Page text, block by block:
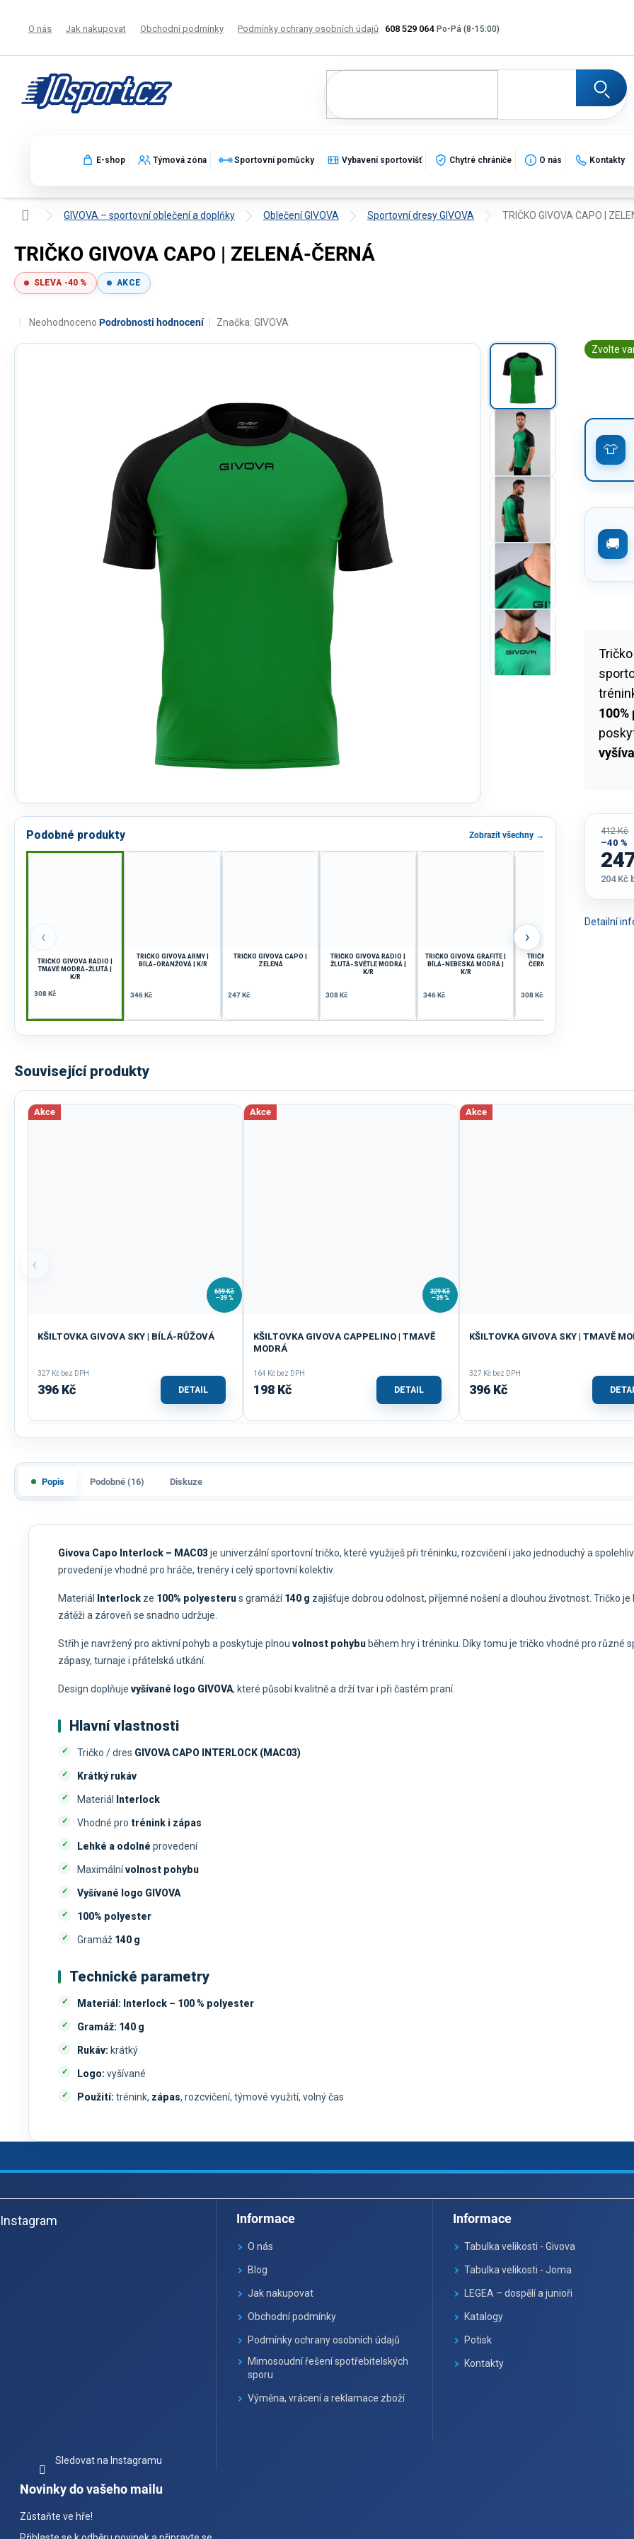
608 529 064
O nás Jak nakupovat Obchodní podmínky Podmínky ochrany osobních údajů Výměna, vrácení a reklamace zboží
E-shop Týmová zóna Sportovní pomůcky Vybavení sportovišť Chytré chrániče O nás Kontakty
Domů GIVOVA – sportovní oblečení a doplňky Oblečení GIVOVA Sportovní dresy GIVOVA TRIČKO GIVOVA CAPO |
TRIČKO GIVOVA CAPO | ZELENÁ-ČERNÁ
SLEVA -40 % AKCE
Průměrné
Neohodnoceno Podrobnosti hodnocení Značka: GIVOVA
Podobné produkty Zobrazit všechny →
‹
TRIČKO GIVOVA RADIO |
TMAVĚ MODRÁ-ŽLUTÁ |
K/R
308 Kč
TRIČKO GIVOVA ARMY |
BÍLÁ-ORANŽOVÁ | K/R
346 Kč
TRIČKO GIVOVA CAPO |
ZELENÁ
247 Kč
TRIČKO GIVOVA RADIO |
ŽLUTÁ-SVĚTLE MODRÁ |
K/R
308 Kč
TRIČKO GIVOVA GRAFITE |
BÍLÁ-NEBESKÁ MODRÁ |
K/R
346 Kč
TRIČKO GIVOVA PIXEL |
ČERNÁ-ČERVENÁ | K/R
308 Kč
›
Zvolte
Detailní
412 Kč
–40 %
204 Kč
Související produkty
‹
Akce
659 Kč
–39 %
KŠILTOVKA GIVOVA SKY | BÍLÁ-RŮŽOVÁ
327 Kč bez DPH
396 Kč DETAIL
Akce
329 Kč
–39 %
KŠILTOVKA GIVOVA CAPPELINO | TMAVĚ
MODRÁ
164 Kč bez DPH
198 Kč DETAIL
Akce
KŠILTOVKA GIVOVA SKY | TMAVĚ
327 Kč bez DPH
396 Kč
Popis Podobné (16) Diskuze
Givova Capo Interlock – MAC03 je univerzální sportovní tričko, které využiješ při tréninku, rozcvičení i jako jednoduchý a
provedení je vhodné pro hráče, trenéry i celý sportovní kolektiv.
Materiál Interlock ze 100% polyesterus gramáží140 g zajišťuje dobrou odolnost, příjemné nošení a dlouhou životnost. Tričko
zátěži a zároveň se snadno udržuje.
Střih je navržený pro aktivní pohyb a poskytuje plnou volnost pohybu během hry i tréninku. Díky tomu je tričko vhodné pro různé
zápasy, turnaje i přátelská utkání.
Design doplňuje vyšívané logo GIVOVA, které působí kvalitně a drží tvar i při častém praní.
Hlavní vlastnosti
Tričko / dres GIVOVA CAPO INTERLOCK (MAC03)
Krátký rukáv
Materiál Interlock
Vhodné pro trénink i zápas
Lehké a odolné provedení
Maximálnívolnost pohybu
Vyšívané logo GIVOVA
100% polyester
Gramáž 140 g
Technické parametry
Materiál: Interlock – 100 % polyester
Gramáž: 140 g
Rukáv: krátký
Logo: vyšívané
Použití: trénink, zápas, rozcvičení, týmové využití, volný čas
á
pInstagram
Sledovat na Instagramu
Informace
O nás
Blog
Jak nakupovat
Obchodní podmínky
Podmínky ochrany osobních údajů
Mimosoudní řešení spotřebitelských
sporu
Výměna, vrácení a reklamace zboží
Informace
Tabulka velikosti - Givova
Tabulka velikosti - Joma
LEGEA – dospělí a junioři
Katalogy
Potisk
Kontakty
Novinky do vašeho mailu
Zůstaňte ve hře!